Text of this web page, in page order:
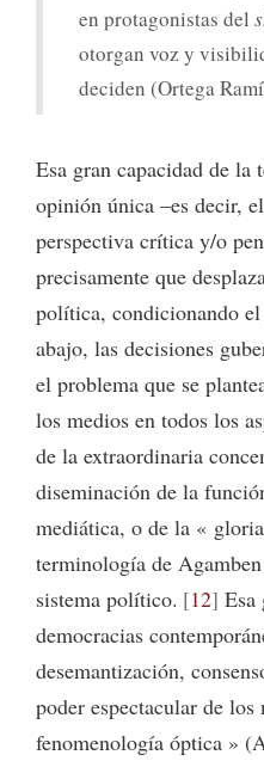
en protagonistas del
otorgan voz y
deciden (Ortega
Esa gran capacidad de
opinión única –es decir,
perspectiva crítica y/o
precisamente que
política, condicionando
abajo, las decisiones
el problema que se
los medios en todos los
de la extraordinaria
diseminación de la
mediática, o de la «
terminología de
sistema político. 12 Esa
democracias
desemantización,
poder espectacular de
fenomenología óptica »